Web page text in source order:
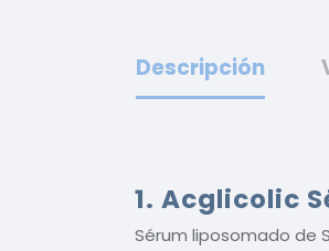
Descripción
1. Acglicolic
Sérum liposomado de